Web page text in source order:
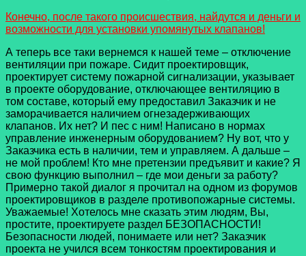
Конечно, после такого происшествия, найдутся и деньги и
возможности для установки упомянутых клапанов!
А теперь все таки вернемся к нашей теме – отключение
вентиляции при пожаре. Сидит проектировщик,
проектирует систему пожарной сигнализации, указывает
в проекте оборудование, отключающее вентиляцию в
том составе, который ему предоставил Заказчик и не
заморачивается наличием огнезадерживающих
клапанов. Их нет? И пес с ним! Написано в нормах
управление инженерным оборудованием? Ну вот, что у
Заказчика есть в наличии, тем и управляем. А дальше –
не мой проблем! Кто мне претензии предъявит и какие? Я
свою функцию выполнил – где мои деньги за работу?
Примерно такой диалог я прочитал на одном из форумов
проектировщиков в разделе противопожарные системы.
Уважаемые! Хотелось мне сказать этим людям, Вы,
простите, проектируете раздел БЕЗОПАСНОСТИ!
Безопасности людей, понимаете или нет? Заказчик
проекта не учился всем тонкостям проектирования и